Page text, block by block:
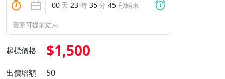
00 天 23 時 35分 44 秒結束
賣家可提前結束
起標價格 $1,500
出價增額 50